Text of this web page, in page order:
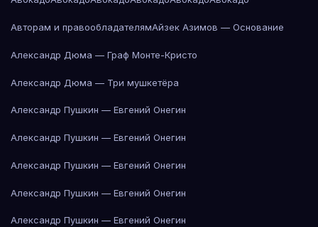
Авторам и правообладателямАйзек Азимов — Основание
Александр Дюма — Граф Монте-Кристо
Александр Дюма — Три мушкетёра
Александр Пушкин — Евгений Онегин
Александр Пушкин — Евгений Онегин
Александр Пушкин — Евгений Онегин
Александр Пушкин — Евгений Онегин
Александр Пушкин — Евгений Онегин